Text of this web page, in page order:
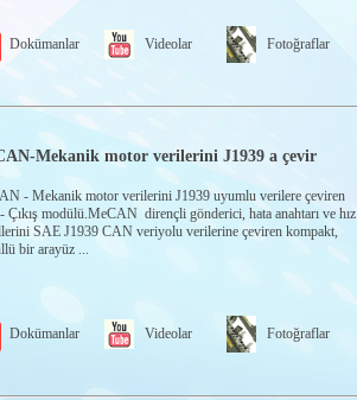
Dokümanlar Videolar Fotoğraflar
Mekanik motor verilerini J1939 a çevir
- Mekanik motor verilerini J1939 uyumlu verilere çeviren
Çıkış modülü.MeCAN dirençli gönderici, hata anahtarı ve hız
SAE J1939 CAN veriyolu verilerine çeviren kompakt,
bir arayüz ...
Dokümanlar Videolar Fotoğraflar